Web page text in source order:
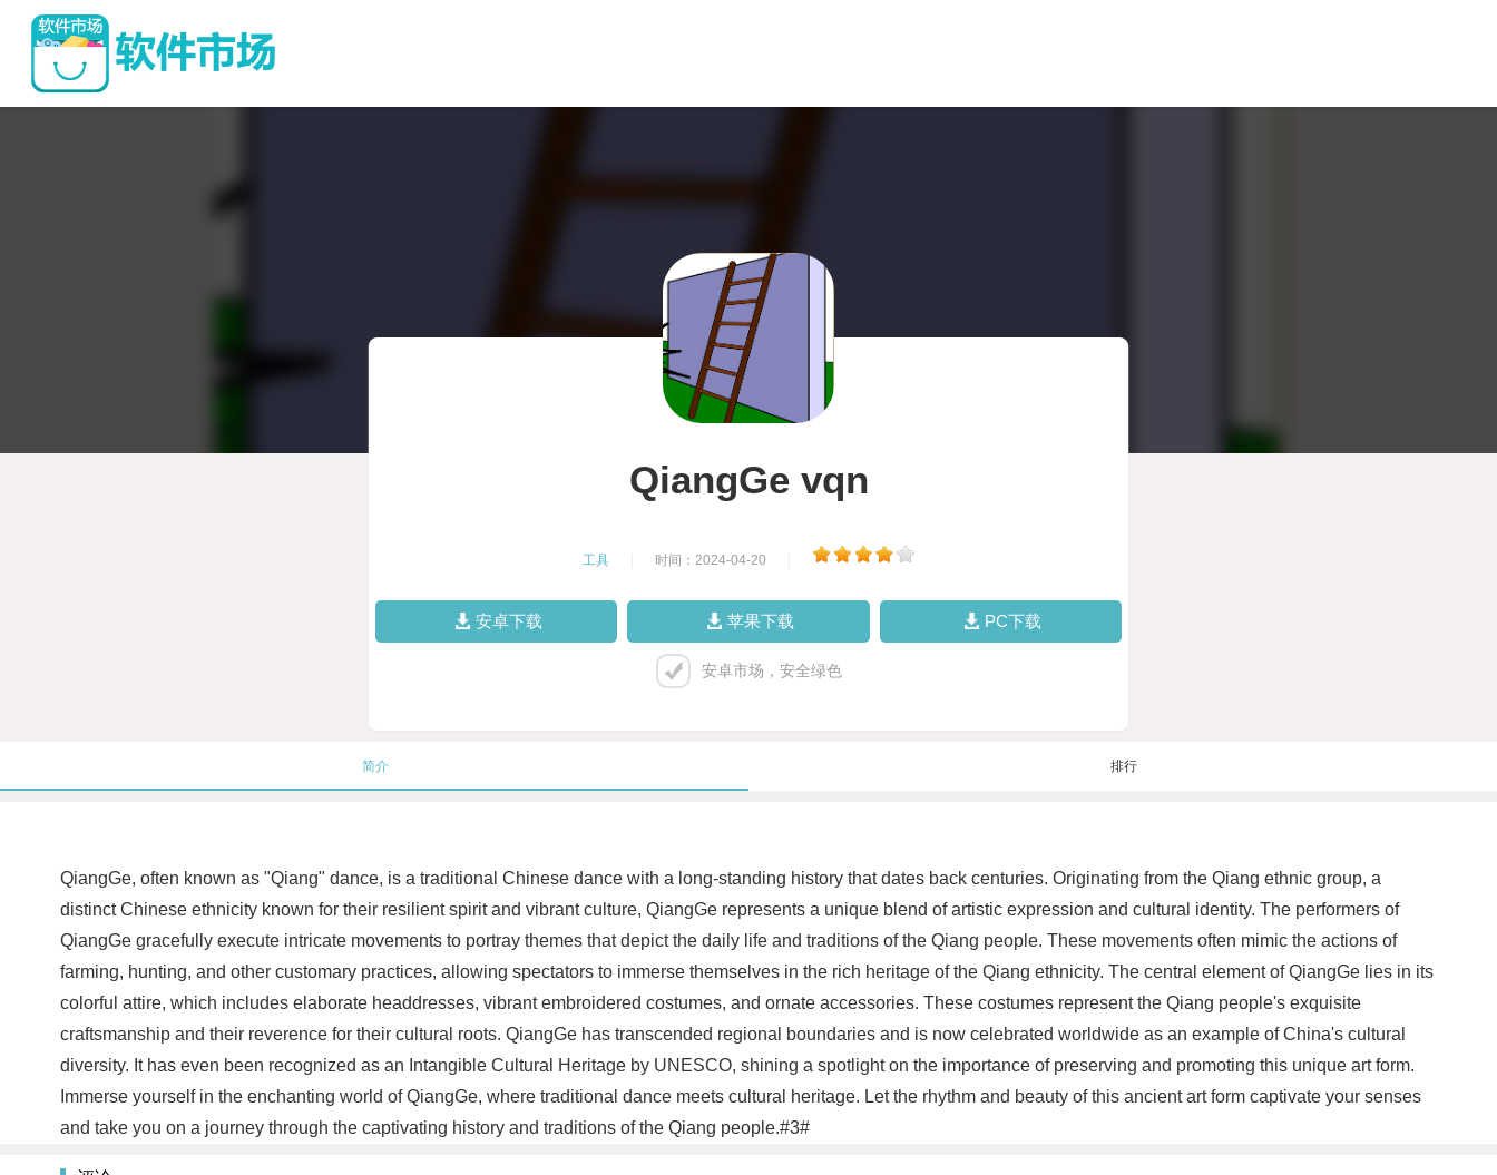
QiangGe vqn
工具 时间：2024-04-20
安卓下载 苹果下载 PC下载
安卓市场，安全绿色
简介 排行
QiangGe, often known as "Qiang" dance, is a traditional Chinese dance with a long-standing history that dates back centuries. Originating from the Qiang ethnic group, a
distinct Chinese ethnicity known for their resilient spirit and vibrant culture, QiangGe represents a unique blend of artistic expression and cultural identity. The performers of
QiangGe gracefully execute intricate movements to portray themes that depict the daily life and traditions of the Qiang people. These movements often mimic the actions of
farming, hunting, and other customary practices, allowing spectators to immerse themselves in the rich heritage of the Qiang ethnicity. The central element of QiangGe lies in its
colorful attire, which includes elaborate headdresses, vibrant embroidered costumes, and ornate accessories. These costumes represent the Qiang people's exquisite
craftsmanship and their reverence for their cultural roots. QiangGe has transcended regional boundaries and is now celebrated worldwide as an example of China's cultural
diversity. It has even been recognized as an Intangible Cultural Heritage by UNESCO, shining a spotlight on the importance of preserving and promoting this unique art form.
Immerse yourself in the enchanting world of QiangGe, where traditional dance meets cultural heritage. Let the rhythm and beauty of this ancient art form captivate your senses
and take you on a journey through the captivating history and traditions of the Qiang people.#3#